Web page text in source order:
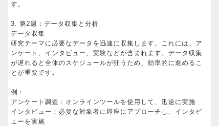
す。
3. 第2週：データ収集と分析
データ収集
研究テーマに必要なデータを迅速に収集します。これには、ア
ンケート、インタビュー、実験などが含まれます。データ収集
が遅れると全体のスケジュールが狂うため、効率的に進めるこ
とが重要です。
例：
アンケート調査：オンラインツールを使用して、迅速に実施
インタビュー：必要な対象者に即座にアプローチし、インタビ
ューを実施